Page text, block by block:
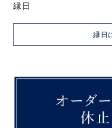
縁日
縁日